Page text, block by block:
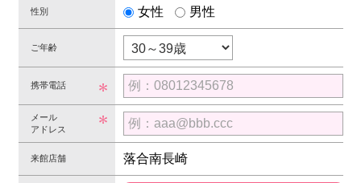
性別 女性 男性
ご年齢
携帯電話
メール
アドレス
来館店舗 落合南長崎